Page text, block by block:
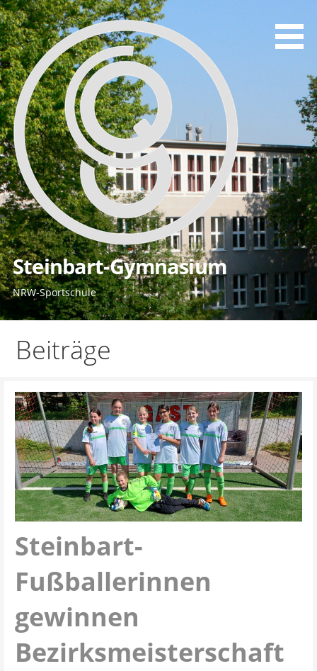
Zum
Inhalt
springen
Steinbart-Gymnasium
NRW-Sportschule
Beiträge
Steinbart-
Fußballerinnen
gewinnen
Bezirksmeisterschaft